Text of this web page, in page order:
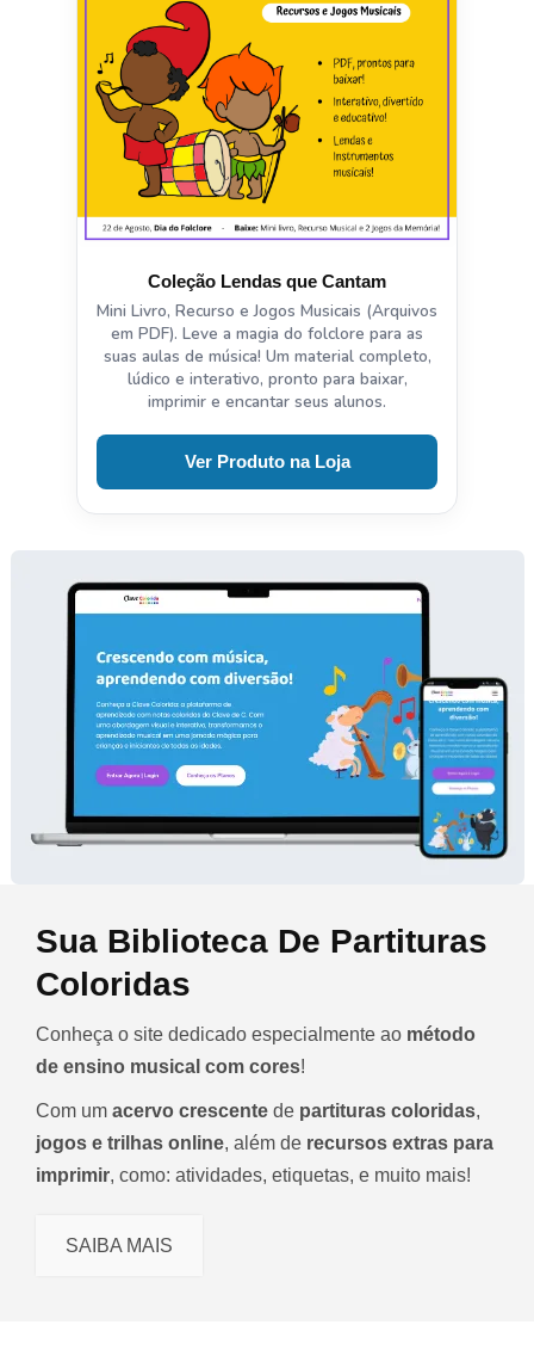
Coleção Lendas que Cantam
Mini Livro, Recurso e Jogos Musicais (Arquivos
em PDF). Leve a magia do folclore para as
suas aulas de música! Um material completo,
lúdico e interativo, pronto para baixar,
imprimir e encantar seus alunos.
Ver Produto na Loja
Sua Biblioteca De Partituras
Coloridas
Conheça o site dedicado especialmente ao método
de ensino musical com cores!
Com um acervo crescente de partituras coloridas,
jogos e trilhas online, além de recursos extras para
imprimir, como: atividades, etiquetas, e muito mais!
SAIBA MAIS